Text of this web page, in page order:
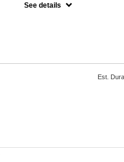
See details
Est.